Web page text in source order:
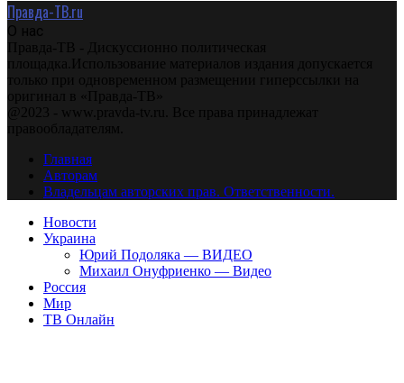
Правда-ТВ.ru
О нас
Правда-ТВ - Дискуссионно политическая
площадка.Использование материалов издания допускается
только при одновременном размещении гиперссылки на
оригинал в «Правда-ТВ»
@2023 - www.pravda-tv.ru. Все права принадлежат
правообладателям.
Главная
Авторам
Владельцам авторских прав. Ответственности.
Новости
Украина
Юрий Подоляка — ВИДЕО
Михаил Онуфриенко — Видео
Россия
Мир
ТВ Онлайн